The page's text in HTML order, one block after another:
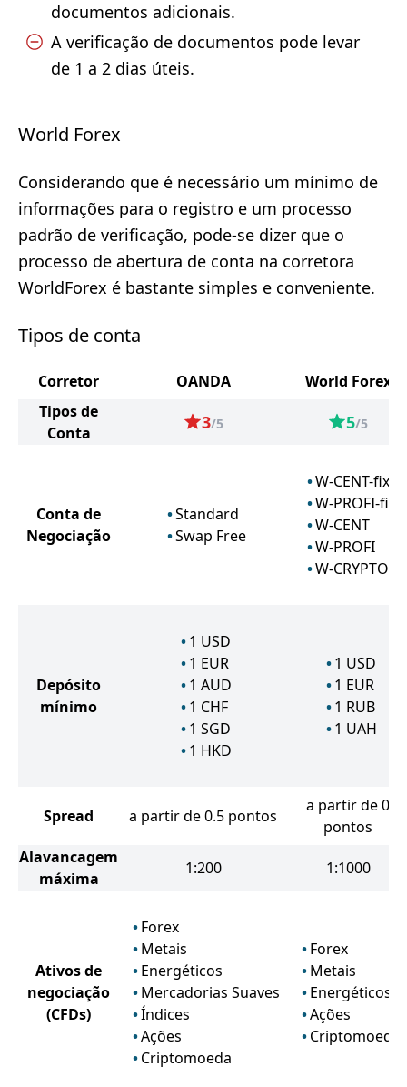
documentos adicionais.
A verificação de documentos pode levar
de 1 a 2 dias úteis.
World Forex
Considerando que é necessário um mínimo de
informações para o registro e um processo
padrão de verificação, pode-se dizer que o
processo de abertura de conta na corretora
WorldForex é bastante simples e conveniente.
Tipos de conta
Corretor OANDA
World Forex
Tipos de
Conta
3/5 5/5
Conta de
Negociação
Standard
Swap Free
W-CENT-fix
W-PROFI-fix
W-CENT
W-PROFI
W-CRYPTO
Depósito
mínimo
1 USD
1 EUR
1 AUD
1 CHF
1 SGD
1 HKD
1 USD
1 EUR
1 RUB
1 UAH
Spread a partir de 0.5 pontos
a partir de 0
pontos
Alavancagem
máxima
1:200 1:1000
Ativos de
negociação
(CFDs)
Forex
Metais
Energéticos
Mercadorias Suaves
Índices
Ações
Criptomoeda
Forex
Metais
Energéticos
Ações
Criptomoeda